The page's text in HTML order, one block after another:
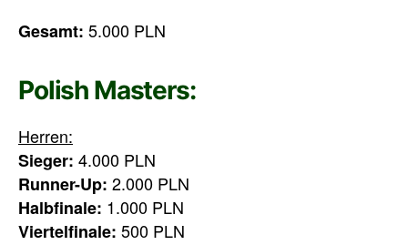
Gesamt: 5.000 PLN
Polish Masters:
Herren:
Sieger: 4.000 PLN
Runner-Up: 2.000 PLN
Halbfinale: 1.000 PLN
Viertelfinale: 500 PLN